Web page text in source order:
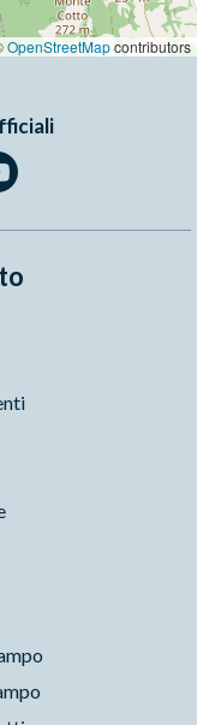
OpenStreetMapcontributors